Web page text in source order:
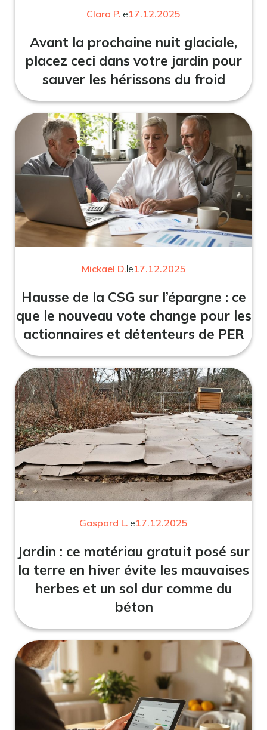
Clara P.le17.12.2025
Avant la prochaine nuit glaciale,
placez ceci dans votre jardin pour
sauver les hérissons du froid
Mickael D.le17.12.2025
Hausse de la CSG sur l’épargne : ce
que le nouveau vote change pour les
actionnaires et détenteurs de PER
Gaspard L.le17.12.2025
Jardin : ce matériau gratuit posé sur
la terre en hiver évite les mauvaises
herbes et un sol dur comme du
béton